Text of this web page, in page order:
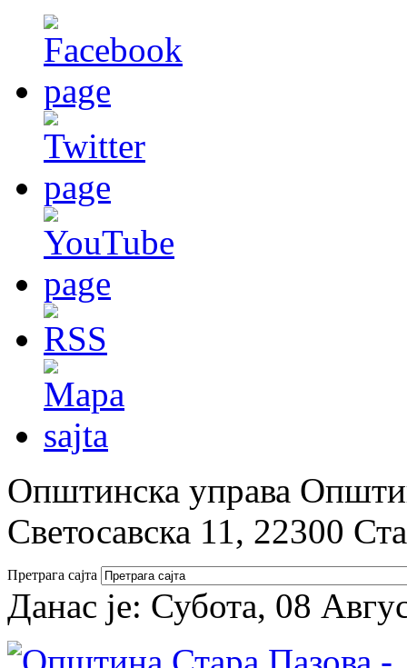
Општинска управа
Светосавска 11, 22300
Претрага сајта
Данас је: Субота, 08